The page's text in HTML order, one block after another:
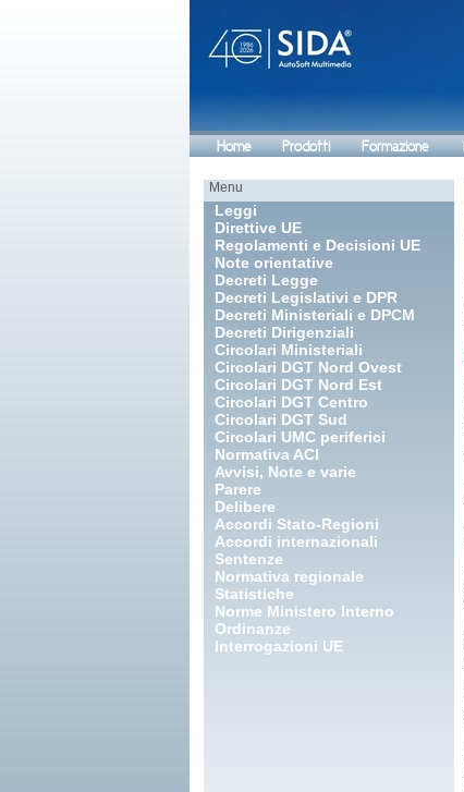
Home Prodotti Formazione
Menu
Leggi
Direttive UE
Regolamenti e Decisioni UE
Note orientative
Decreti Legge
Decreti Legislativi e DPR
Decreti Ministeriali e DPCM
Decreti Dirigenziali
Circolari Ministeriali
Circolari DGT Nord Ovest
Circolari DGT Nord Est
Circolari DGT Centro
Circolari DGT Sud
Circolari UMC periferici
Normativa ACI
Avvisi, Note e varie
Parere
Delibere
Accordi Stato-Regioni
Accordi internazionali
Sentenze
Normativa regionale
Statistiche
Norme Ministero Interno
Ordinanze
Interrogazioni UE